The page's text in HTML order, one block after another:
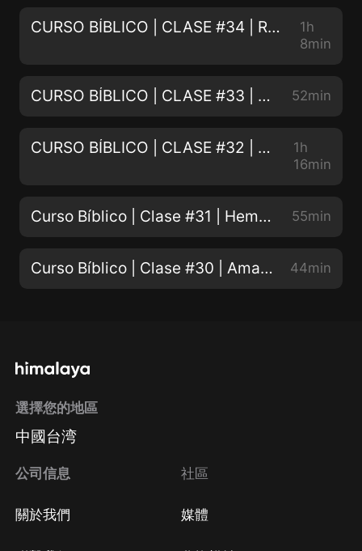
CURSO BÍBLICO | CLASE #34 | REQUISITOS PARA EL DISCIPULADO | 01/15/2022
1h
8min
CURSO BÍBLICO | CLASE #33 | YESHUA EL GRAN YO SOY | 01/08/2022 52min
CURSO BÍBLICO | CLASE #32 | HEMOS ENCONTRADO AL MESÍAS PT. 2 | 01/01/2022
1h
16min
Curso Bíblico | Clase #31 | Hemos encontrado al Mesías | 06/26/2021 55min
Curso Bíblico | Clase #30 | Amaras a Tú Prójimo Como a Ti Mismo | 06/19/2021 44min
選擇您的地區
中國台湾
公司信息
關於我們
社區
媒體